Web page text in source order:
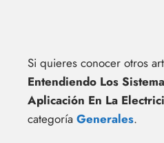
Si quieres conocer otros
Entendiendo Los
Aplicación En La
categoría Generales.